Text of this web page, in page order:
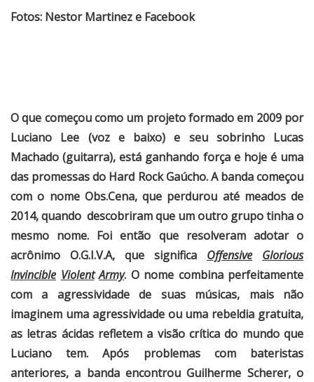
Fotos: Nestor Martinez e Facebook
O que começou como um projeto formado em 2009 por
Luciano Lee (voz e baixo) e seu sobrinho Lucas
Machado (guitarra), está ganhando força e hoje é uma
das promessas do Hard Rock Gaúcho. A banda começou
com o nome Obs.Cena, que perdurou até meados de
2014, quando descobriram que um outro grupo tinha o
mesmo nome. Foi então que resolveram adotar o
acrônimo O.G.I.V.A, que significa Offensive Glorious
Invincible Violent Army. O nome combina perfeitamente
com a agressividade de suas músicas, mais não
imaginem uma agressividade ou uma rebeldia gratuita,
as letras ácidas refletem a visão crítica do mundo que
Luciano tem. Após problemas com bateristas
anteriores, a banda encontrou Guilherme Scherer, o